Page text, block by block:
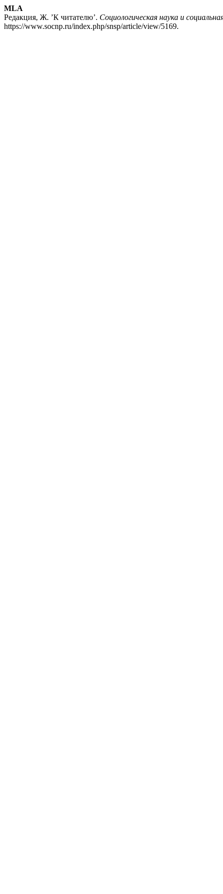
MLA
Редакция, Ж. ’К читателю’. Социологическая наука и
https://www.socnp.ru/index.php/snsp/article/view/5169.